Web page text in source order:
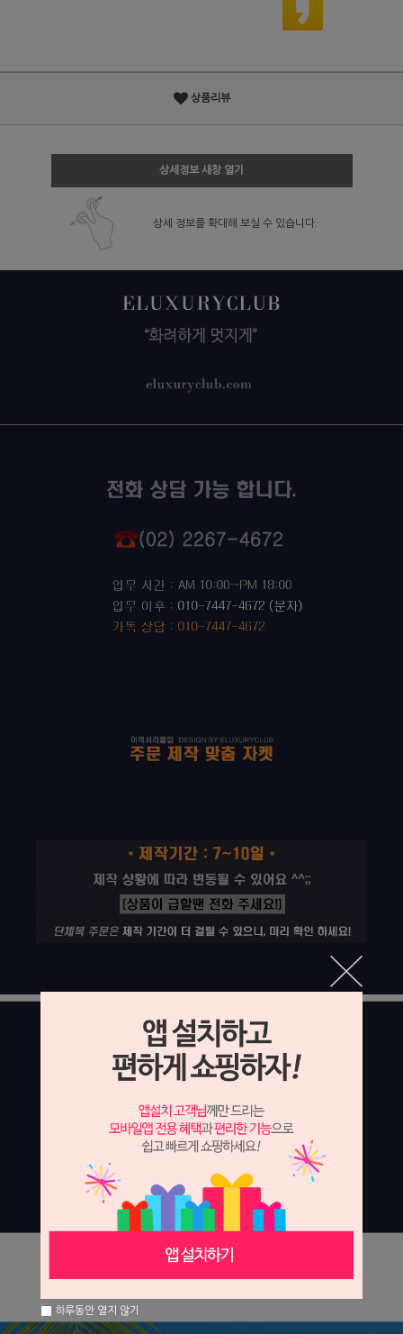
상품리뷰
상세정보 새창 열기
상세 정보를 확대해 보실 수 있습니다.
하루동안 열지 않기